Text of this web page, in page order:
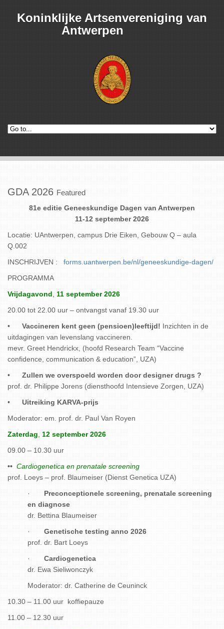
Koninklijke Artsenvereniging van
Antwerpen
GDA 2026 Featured
81e editie Geneeskundige Dagen van Antwerpen
11-12 september 2026
Locatie: UAntwerpen, campus Drie Eiken, Gebouw Q – aula
Q.002
INSCHRIJVEN : forms.uantwerpen.be/nl/geneeskundige-dagen/
PROGRAMMA
Vrijdagavond
11 september 2026
20.00 tot 22.00 uur – ontvangst vanaf 19.30 uur
•
Vaccineren kent geen (pensioen)leeftijd! Inzichten in de
uitdagingen van levenslang vaccineren.
mevr. Greet Hendrickx, (hoofd Research Team “Vaccine
confidence, communication & education”, UZA)
• Zullen we overspoeld worden door designer drugs ?
prof. dr. Philippe Jorens (diensthoofd Intensieve Zorgen, UZA)
• Uitreiking KARVA-prijs
Moderator: em. prof. dr. Paul Van Royen
Zaterdag
12 september 2026
09.00 – 10.30 uur
•• Cardiogenetica en prenatale screening
prof. Loeys – prof. Blaumeiser (Dienst Genetica UZA)
· Preconceptionele screening, prenatale screening
en diagnose
dr. Bettina Blaumeiser
· Genetische testing anno 2026
prof. dr. Bart Loeys
· Cardiogenetica
dr. Ewa Sieliwonczyk
Moderator: dr. Catherine de Ceuninck
10.30 – 11.00 uur koffiepauze
11.00 – 12.30 uur